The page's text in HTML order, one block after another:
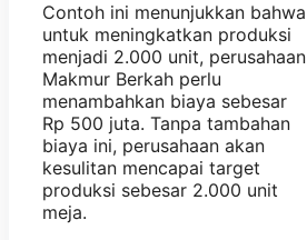
Contoh ini menunjukkan bahwa
untuk meningkatkan produksi
menjadi 2.000 unit, perusahaan
Makmur Berkah perlu
menambahkan biaya sebesar
Rp 500 juta. Tanpa tambahan
biaya ini, perusahaan akan
kesulitan mencapai target
produksi sebesar 2.000 unit
meja.